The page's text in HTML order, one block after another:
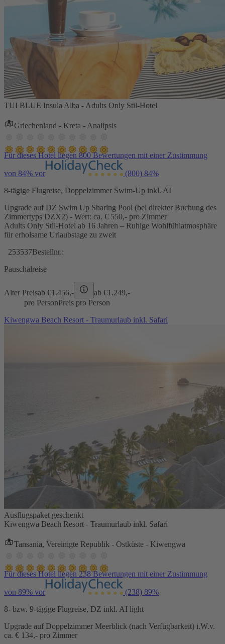
TUI BLUE Insula Alba - Adults Only Stil-Hotel
Griechenland - Kreta - Analipsis
Für dieses Hotel liegen 800 Bewertungen mit einer Zustimmung
von 84% vor (800) 84%
8-tägige Flugreise, Doppelzimmer Swim-Up inkl. AI
Upgrade auf DZ Swim Up Sharing Pool (bei direkter Buchung des
Zimmertyps DZX2) - Wert: ca. € 550,- pro Zimmer
Adults Only Stil-Hotel ab 16 Jahren – Ruhige Wohlfühlatmosphäre
für erholsame Urlaubstage zu zweit
253537Bestellnr.:
Pauschalreise
Alter Preisab €1.456,- ab €1.249,-
pro PersonPreis pro Person
Kiwengwa Beach Resort - Traumurlaub inkl. Safari
Ausflugspaket geschenkt
Kiwengwa Beach Resort - Traumurlaub inkl. Safari
Tansania, Vereinigte Republik - Ostküste - Kiwengwa
Für dieses Hotel liegen 238 Bewertungen mit einer Zustimmung
von 89% vor (238) 89%
8- bzw. 9-tägige Flugreise, DZ inkl. AI light
Upgrade auf Doppelzimmer Meerblick (nach Verfügbarkeit) i.W.v.
ca. € 134,- pro Zimmer